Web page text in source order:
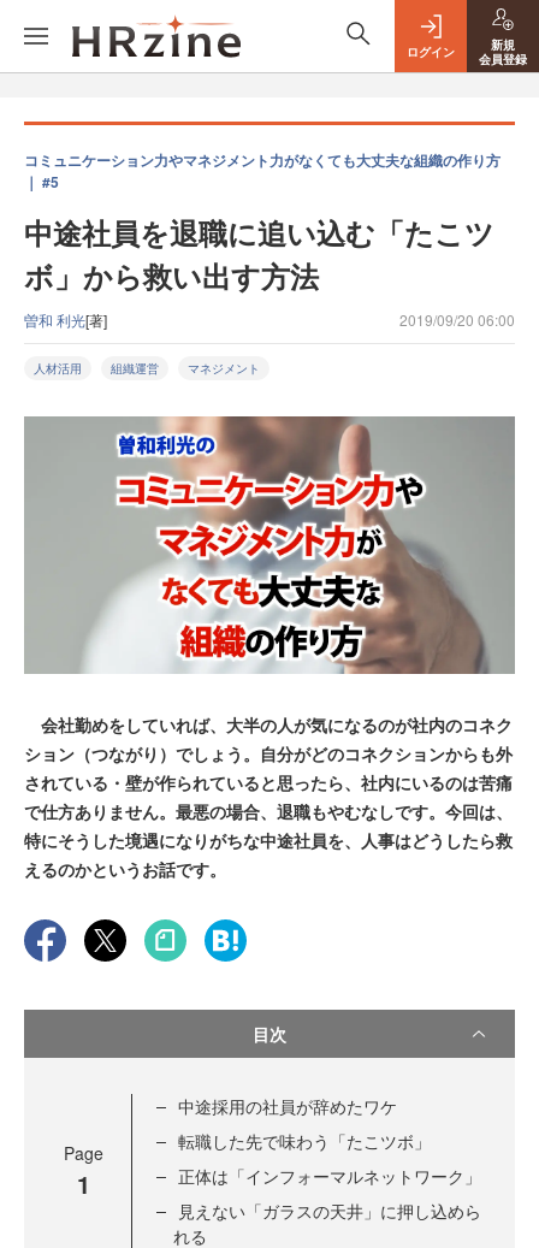
ログイン
新規
会員登録
コミュニケーション力やマネジメント力がなくても大丈夫な組織の作り方
｜ #5
中途社員を退職に追い込む「たこツ
ボ」から救い出す方法
曽和 利光[著] 2019/09/20 06:00
人材活用 組織運営 マネジメント
会社勤めをしていれば、大半の人が気になるのが社内のコネク
ション（つながり）でしょう。自分がどのコネクションからも外
されている・壁が作られていると思ったら、社内にいるのは苦痛
で仕方ありません。最悪の場合、退職もやむなしです。今回は、
特にそうした境遇になりがちな中途社員を、人事はどうしたら救
えるのかというお話です。
目次
Page
1
中途採用の社員が辞めたワケ
転職した先で味わう「たこツボ」
正体は「インフォーマルネットワーク」
見えない「ガラスの天井」に押し込めら
れる